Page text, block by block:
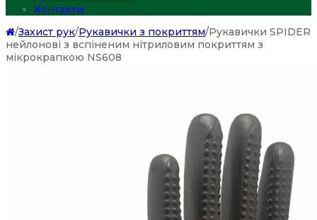
Контакти
/Захист рук/Рукавички з покриттям/Рукавички SPIDER
нейлонові з вспіненим нітриловим покриттям з
мікрокрапкою NS608